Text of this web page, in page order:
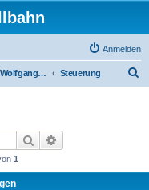
Anmelden
Wolfgangs Hauptbahnhof von der EFN Modulanlage Steuerung
Suche
1